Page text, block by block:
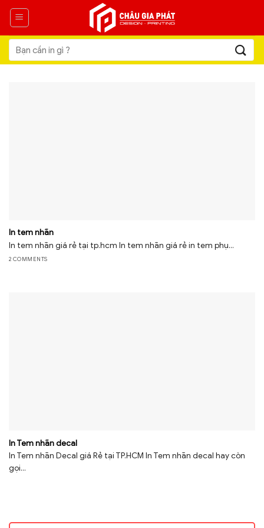
Skip
content
Tìm
kiếm:
In tem nhãn
In tem nhãn giá rẻ tại tp.hcm In tem nhãn giá rẻ in tem phụ...
2 COMMENTS
In Tem nhãn decal
In Tem nhãn Decal giá Rẻ tại TP.HCM In Tem nhãn decal hay còn
gọi...